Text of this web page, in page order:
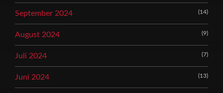
September 2024 (14)
August 2024 (9)
Juli 2024 (7)
Juni 2024 (13)